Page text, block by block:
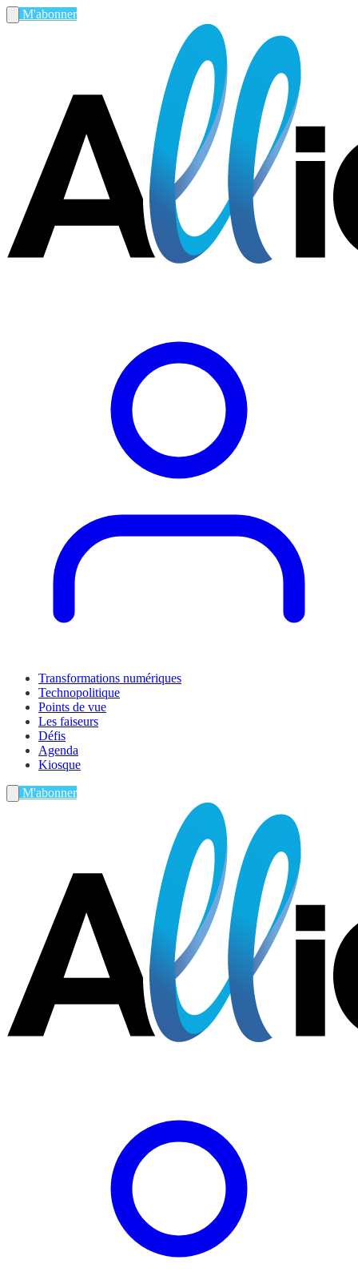
M'abonner
Transformations numériques
Technopolitique
Points de vue
Les faiseurs
Défis
Agenda
Kiosque
M'abonner